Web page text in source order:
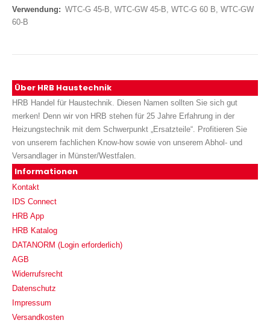
WTC-G 45-B, WTC-GW 45-B, WTC-G 60 B, WTC-GW
60-B
Über HRB Haustechnik
HRB Handel für Haustechnik. Diesen Namen sollten Sie sich gut
merken! Denn wir von HRB stehen für 25 Jahre Erfahrung in der
Heizungstechnik mit dem Schwerpunkt „Ersatzteile“. Profitieren Sie
von unserem fachlichen Know-how sowie von unserem Abhol- und
Versandlager in Münster/Westfalen.
Informationen
Kontakt
IDS Connect
HRB App
HRB Katalog
DATANORM (Login erforderlich)
AGB
Widerrufsrecht
Datenschutz
Impressum
Versandkosten